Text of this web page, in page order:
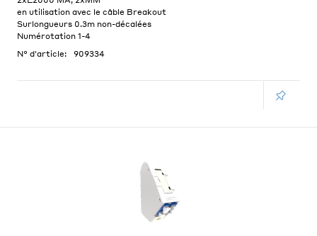
en utilisation avec le câble Breakout
Surlongueurs 0.3m non-décalées
Numérotation 1-4
N° d'article:
909334